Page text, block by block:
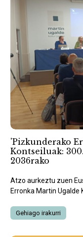
'Pizkunderako
Kontseiluak:
2036rako
Atzo aurkeztu zuen
Erronka Martin Ugalde
Gehiago irakurri